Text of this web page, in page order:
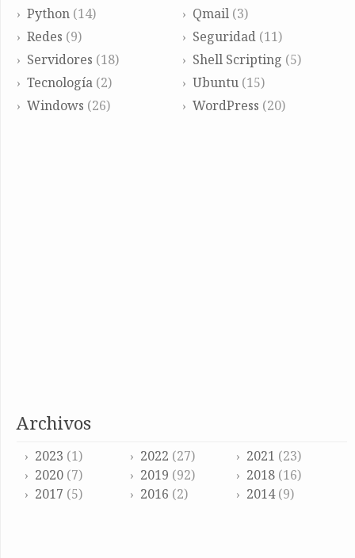
Python (14) Qmail(3)
Redes (9) Seguridad(11)
Servidores (18) Shell Scripting (5)
Tecnología (2) Ubuntu(15)
Windows (26) WordPress (20)
archivos
2023 (1) 2022 (27) 2021 (23)
2020 (7) 2019 (92) 2018(16)
2017 (5) 2016 (2) 2014(9)